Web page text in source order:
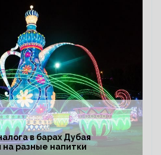
в барах Дубая
на разные напитки